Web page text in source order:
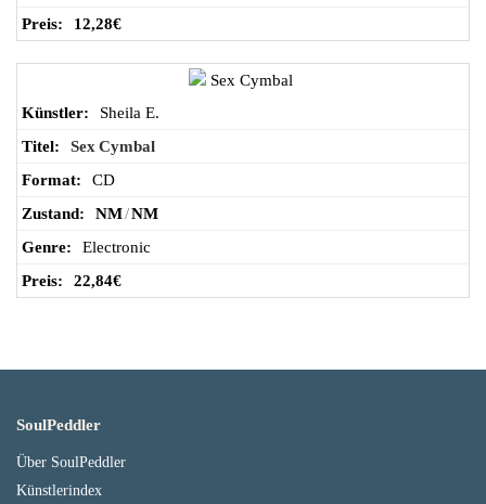
12,28€
Sheila E.
Sex Cymbal
CD
NM/NM
Electronic
22,84€
SoulPeddler
Über SoulPeddler
Künstlerindex